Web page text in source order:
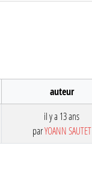
auteur
il y a 13 ans
parYOANN SAUTET